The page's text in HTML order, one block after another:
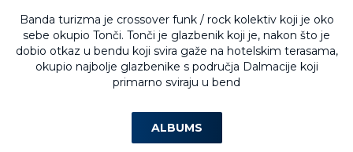
Banda turizma je crossover funk / rock kolektiv koji je oko
sebe okupio Tonči. Tonči je glazbenik koji je, nakon što je
dobio otkaz u bendu koji svira gaže na hotelskim terasama,
okupio najbolje glazbenike s područja Dalmacije koji
primarno sviraju u bend
ALBUMS